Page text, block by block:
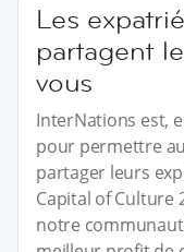
Les
partagent
vous
InterNations est,
pour permettre
partager leurs
Capital of Culture
notre